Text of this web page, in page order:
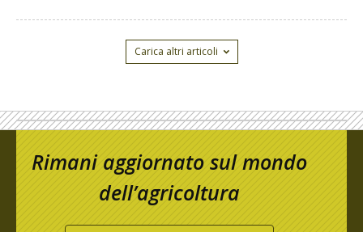
Carica altri articoli
Rimani aggiornato sul mondo
dell’agricoltura